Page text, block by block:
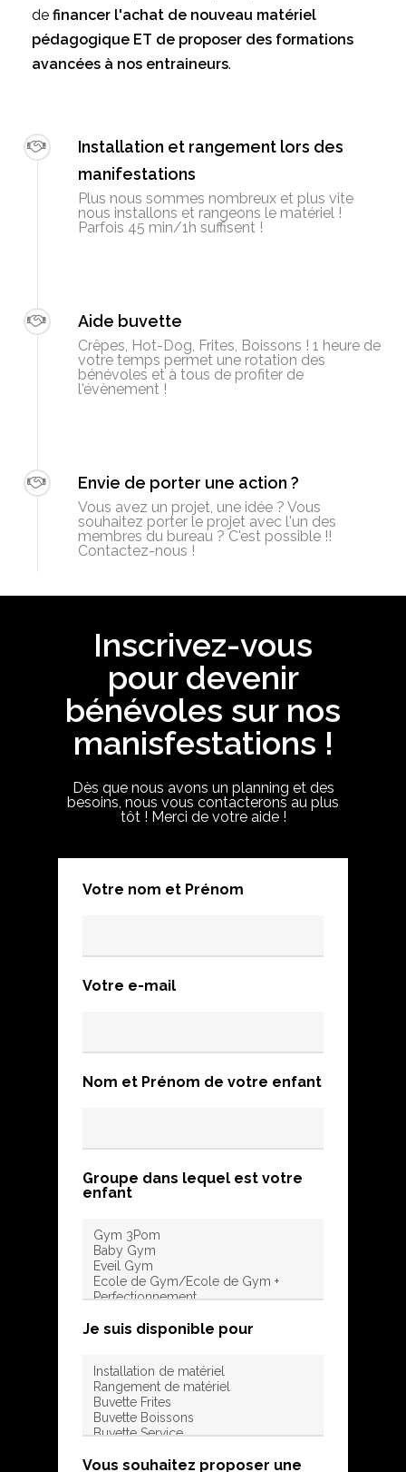
de financer l'achat de nouveau matériel
pédagogique ET de proposer des formations
avancées à nos entraineurs.
Installation et rangement lors des
manifestations
Plus nous sommes nombreux et plus vite
nous installons et rangeons le matériel !
Parfois 45 min/1h suffisent !
Aide buvette
Crêpes, Hot-Dog, Frites, Boissons ! 1 heure de
votre temps permet une rotation des
bénévoles et à tous de profiter de
l'évènement !
Envie de porter une action ?
Vous avez un projet, une idée ? Vous
souhaitez porter le projet avec l'un des
membres du bureau ? C'est possible !!
Contactez-nous !
Inscrivez-vous
pour devenir
bénévoles sur nos
manisfestations !
Dès que nous avons un planning et des
besoins, nous vous contacterons au plus
tôt ! Merci de votre aide !
Votre nom et Prénom
Votre e-mail
Nom et Prénom de votre enfant
Groupe dans lequel est votre
enfant
Je suis disponible pour
Vous souhaitez proposer une